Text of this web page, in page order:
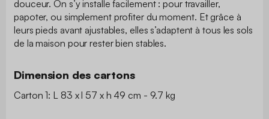
douceur. On s’y installe facilement : pour travailler,
papoter, ou simplement profiter du moment. Et grâce à
leurs pieds avant ajustables, elles s’adaptent à tous les sols
de la maison pour rester bien stables.
Dimension des cartons
Carton 1: L 83 x l 57 x h 49 cm - 9.7 kg